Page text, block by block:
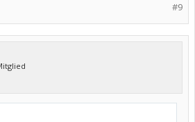
#9